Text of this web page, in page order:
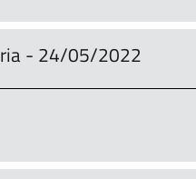
- 24/05/2022